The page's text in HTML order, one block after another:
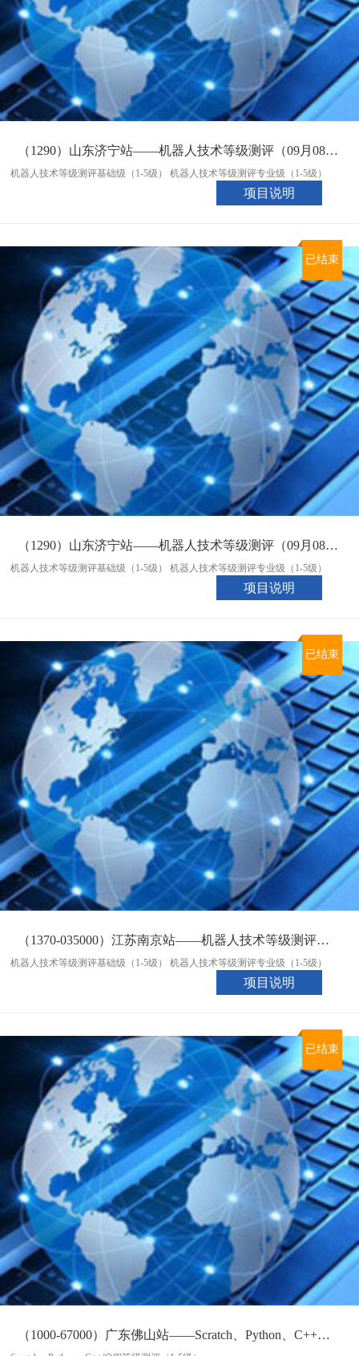
（1290）山东济宁站——机器人技术等级测评（09月08日统考入口）
机器人技术等级测评基础级（1-5级） 机器人技术等级测评专业级（1-5级）
项目说明
已结束
（1290）山东济宁站——机器人技术等级测评（09月08日会考入口）
机器人技术等级测评基础级（1-5级） 机器人技术等级测评专业级（1-5级）
项目说明
已结束
（1370-035000）江苏南京站——机器人技术等级测评（09月01日）
机器人技术等级测评基础级（1-5级） 机器人技术等级测评专业级（1-5级）
项目说明
已结束
（1000-67000）广东佛山站——Scratch、Python、C++编程等级测评（08月30日）